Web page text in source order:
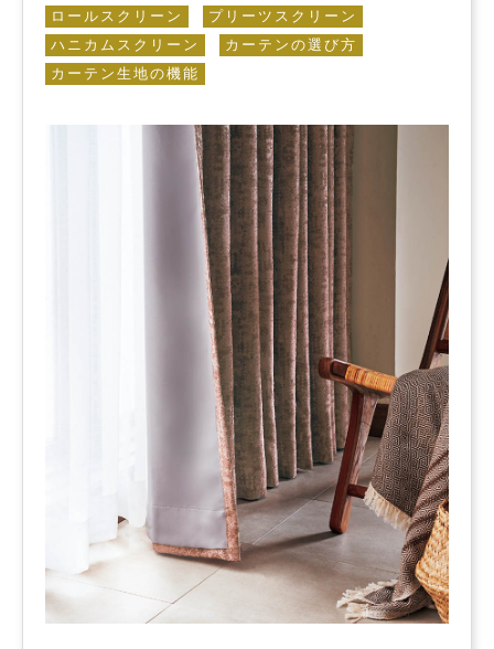
ロールスクリーン
プリーツスクリーン
ハニカムスクリーン
カーテンの選び方
カーテン生地の機能